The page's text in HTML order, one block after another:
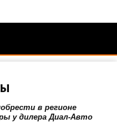
в регионе
у дилера Диал-Авто